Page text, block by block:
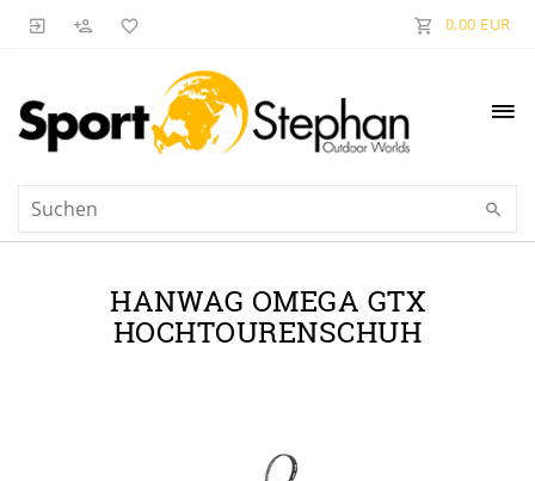
0,00 EUR
HANWAG OMEGA GTX
HOCHTOURENSCHUH